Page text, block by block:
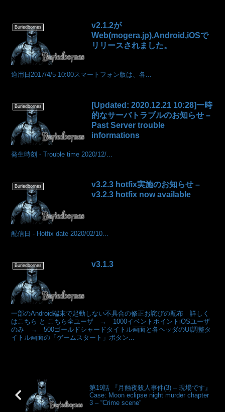
Buriedbornes
v2.1.2が
Web(mogera.jp),Android,iOSで
リリースされました。
適用日2017/4/5 10:00スマートフォン版は、各...
Buriedbornes
[Updated: 2020.12.21 10:28]一時
的なサーバトラブルのお知らせ –
Past Server trouble
informations
発生時刻 - Trouble time 2020/12/...
Buriedbornes
v3.2.3 hotfix実施のお知らせ –
v3.2.3 hotfix now available
配信日 - Hotfix date 2020/02/10...
Buriedbornes v3.1.3
一部のAndroid端末で起動しない不具合の修正お詫びの配布 詳しく
はこちら と こちら全ユーザ → 1000イベントポイントiOSユーザ
のみ → 500ゴールドシャードタイトル画面と各ヘッダのUI調整タ
イトル画面の「ゲームスタート」ボタン...
第19話 『月蝕夜殺人事件(3) – 現場です』
Case: Moon eclipse night murder chapter
3 – “Crime scene”